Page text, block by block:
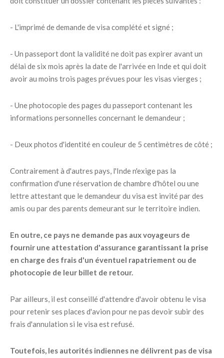
- L'imprimé de demande de visa complété et signé ;
- Un passeport dont la validité ne doit pas expirer avant un
délai de six mois après la date de l'arrivée en Inde et qui doit
avoir au moins trois pages prévues pour les visas vierges ;
- Une photocopie des pages du passeport contenant les
informations personnelles concernant le demandeur ;
- Deux photos d'identité en couleur de 5 centimètres de côté ;
Contrairement à d'autres pays, l'Inde n'exige pas la
confirmation d'une réservation de chambre d'hôtel ou une
lettre attestant que le demandeur du visa est invité par des
amis ou par des parents demeurant sur le territoire indien.
En outre, ce pays ne demande pas aux voyageurs de
fournir une attestation d'assurance garantissant la prise
en charge des frais d'un éventuel rapatriement ou de
photocopie de leur billet de retour.
Par ailleurs, il est conseillé d'attendre d'avoir obtenu le visa
pour retenir ses places d'avion pour ne pas devoir subir des
frais d'annulation si le visa est refusé.
Toutefois, les autorités indiennes ne délivrent pas de visa